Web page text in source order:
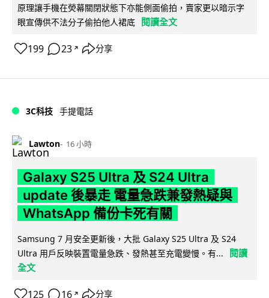
原理讓手機在熒幕關閉狀態下亦能側面偷拍，賣家更以暗示字
眼宣傳供不法分子偷拍他人裙底 閱讀全文
199 23 ↗ 分享
3C科技 手提電話
Lawton 16 小時
Galaxy S25 Ultra 及 S24 Ultra
update 後暴走 電量急跌兼發熱疑與
WhatsApp 備份卡死有關
Samsung 7 月安全更新後，大批 Galaxy S25 Ultra 及 S24
Ultra 用戶反映裝置電量急跌、發熱甚至充電變慢。有...
閱讀
全文
125 16 ↗ 分享